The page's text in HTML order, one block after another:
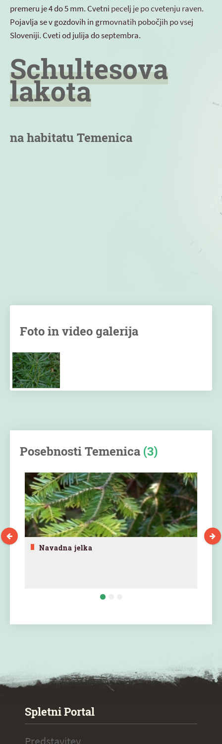
premeru je 4 do 5 mm. Cvetni pecelj je po cvetenju raven.
Pojavlja se v gozdovih in grmovnatih pobočjih po vsej
Sloveniji. Cveti od julija do septembra.
Schultesova
lakota
na habitatu Temenica
Foto in video galerija
Posebnosti Temenica (3)
Navadna jelka
Spletni Portal
Predstavitev